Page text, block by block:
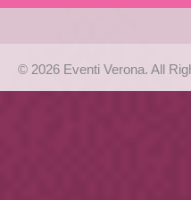
© 2026 Eventi Verona. All